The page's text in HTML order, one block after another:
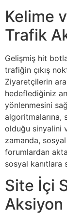
Kelime
Trafik
Gelişmiş hit
trafiğin çıkış
Ziyaretçilerin
hedeflediğiniz
yönlenmesini
algoritmalarına,
olduğu sinyalini
zamanda,
forumlardan
sosyal kanıtlara
Site İçi
Aksiyon